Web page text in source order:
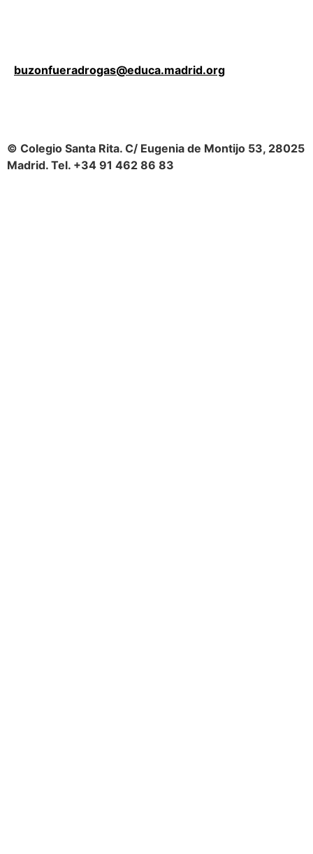
buzonfueradrogas@educa.madrid.org
© Colegio Santa Rita. C/ Eugenia de Montijo 53, 28025
Madrid. Tel. +34 91 462 86 83